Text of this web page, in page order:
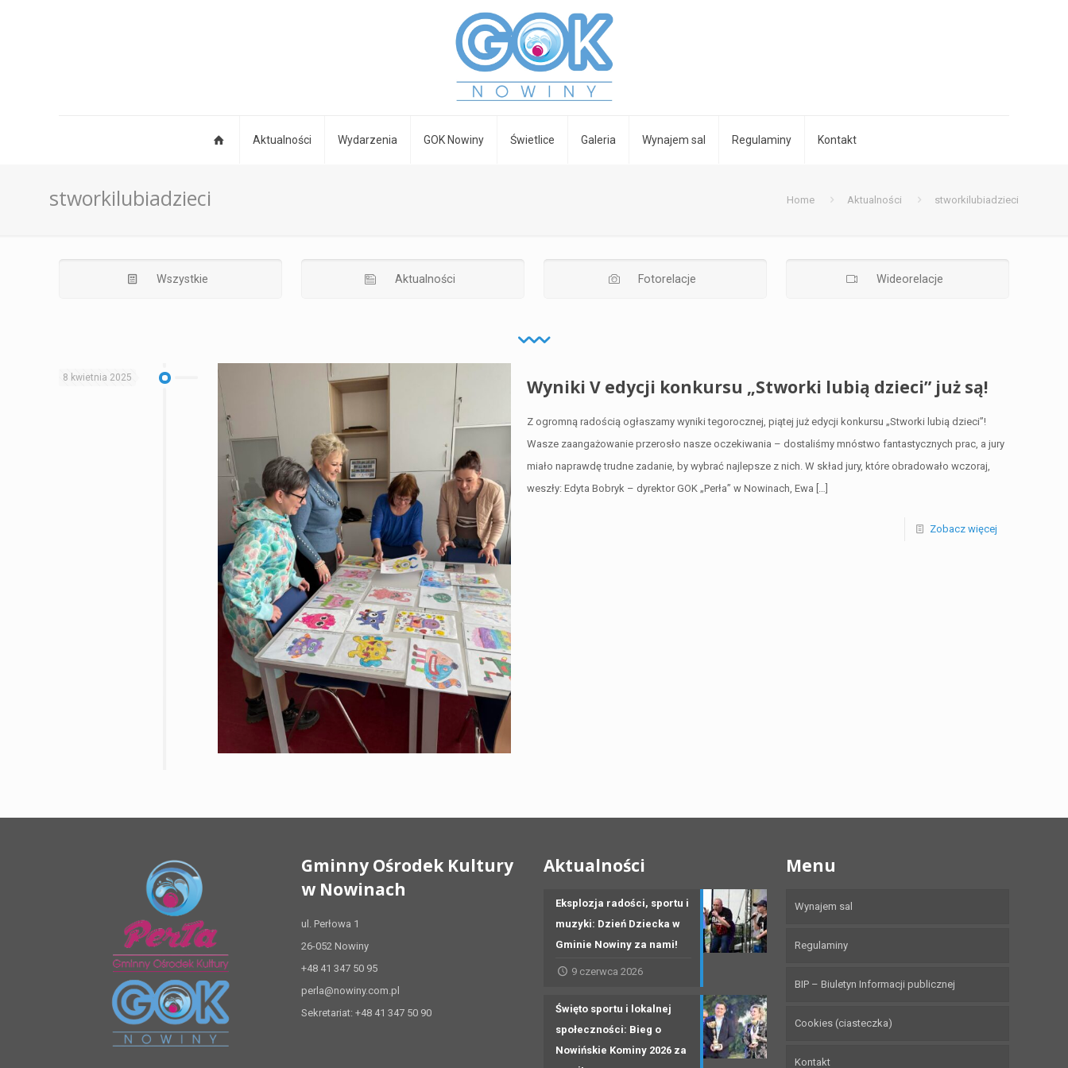
Aktualności Wydarzenia GOK Nowiny Świetlice Galeria Wynajem sal Regulaminy Kontakt
stworkilubiadzieci Home Aktualności stworkilubiadzieci
Wszystkie Aktualności Fotorelacje Wideorelacje
8 kwietnia 2025 Wyniki V edycji konkursu „Stworki lubią dzieci” już są!
Z ogromną radością ogłaszamy wyniki tegorocznej, piątej już edycji konkursu „Stworki lubią dzieci”!
Wasze zaangażowanie przerosło nasze oczekiwania – dostaliśmy mnóstwo fantastycznych prac, a jury
miało naprawdę trudne zadanie, by wybrać najlepsze z nich. W skład jury, które obradowało wczoraj,
weszły: Edyta Bobryk – dyrektor GOK „Perła” w Nowinach, Ewa […]
Zobacz więcej
Gminny Ośrodek Kultury
w Nowinach
ul. Perłowa 1
26-052 Nowiny
+48 41 347 50 95
perla@nowiny.com.pl
Sekretariat: +48 41 347 50 90
Aktualności
Eksplozja radości, sportu i
muzyki: Dzień Dziecka w
Gminie Nowiny za nami!
9 czerwca 2026
Święto sportu i lokalnej
społeczności: Bieg o
Nowińskie Kominy 2026 za
Menu
Wynajem sal
Regulaminy
BIP – Biuletyn Informacji publicznej
Cookies (ciasteczka)
Kontakt